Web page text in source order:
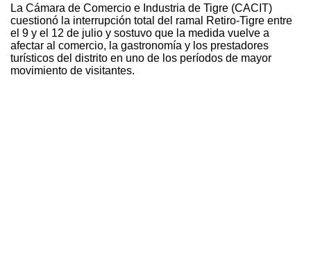
La Cámara de Comercio e Industria de Tigre (CACIT)
cuestionó la interrupción total del ramal Retiro-Tigre entre
el 9 y el 12 de julio y sostuvo que la medida vuelve a
afectar al comercio, la gastronomía y los prestadores
turísticos del distrito en uno de los períodos de mayor
movimiento de visitantes.